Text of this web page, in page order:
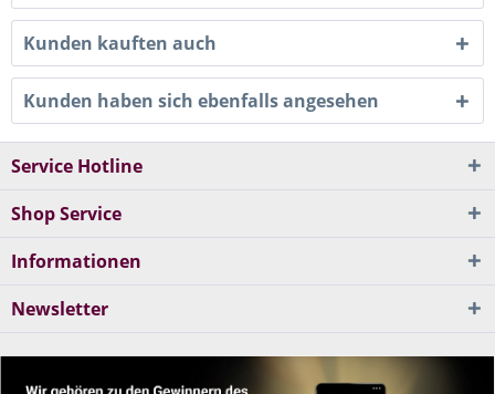
Kunden kauften auch
Kunden haben sich ebenfalls angesehen
Service Hotline
Shop Service
Informationen
Newsletter